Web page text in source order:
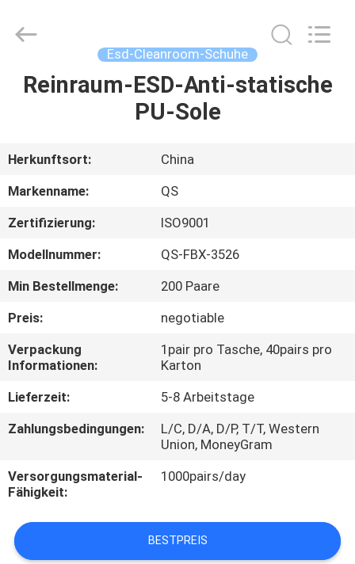
HAUS
ÜBER
UNS
FABRIK-
AUSFLUG
QUALITÄTSKONTROLLE
TRETEN
SIE
UNS
IN
VERBINDUNG
Technology
Co.,Ltd.
Esd-Cleanroom-Schuhe
Reinraum-ESD-Anti-statische
PU-Sole
Herkunftsort:
China
Markenname:
QS
Zertifizierung:
ISO9001
Modellnummer:
QS-FBX-3526
Min Bestellmenge:
200 Paare
Preis:
negotiable
Verpackung
Informationen:
1pair pro Tasche, 40pairs pro
Karton
Lieferzeit:
5-8 Arbeitstage
Zahlungsbedingungen:
L/C, D/A, D/P, T/T, Western
Union, MoneyGram
Versorgungsmaterial-
Fähigkeit:
1000pairs/day
BESTPREIS